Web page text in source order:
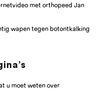
met orthopeed Jan
wapen tegen botontkalking
u moet weten over